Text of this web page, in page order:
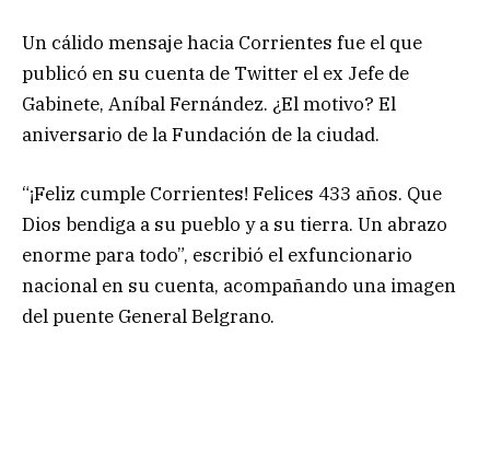
Un cálido mensaje hacia Corrientes fue el que
publicó en su cuenta de Twitter el ex Jefe de
Gabinete, Aníbal Fernández. ¿El motivo? El
aniversario de la Fundación de la ciudad.
“¡Feliz cumple Corrientes! Felices 433 años. Que
Dios bendiga a su pueblo y a su tierra. Un abrazo
enorme para todo”, escribió el exfuncionario
nacional en su cuenta, acompañando una imagen
del puente General Belgrano.